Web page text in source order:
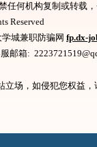
何机构复制或转载
Reserved
城兼职防骗网 fp.dx-
箱:
立场，如侵犯您权益